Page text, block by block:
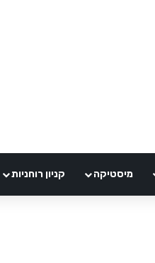
מיסטיקה קניון רוחניות